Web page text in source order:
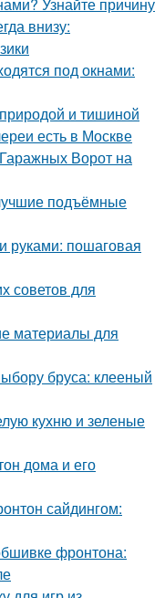
Узнайте причину
внизу:
под окнами:
и тишиной
есть в Москве
Ворот на
подъёмные
руками: пошаговая
советов для
материалы для
бруса: клееный
кухню и зеленые
дома и его
сайдингом:
фронтона: